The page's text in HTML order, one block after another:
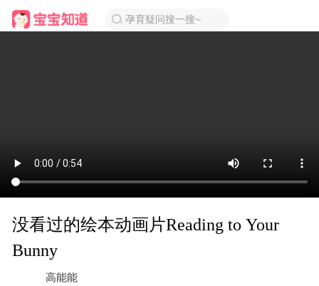
孕育疑问搜一搜~
没看过的绘本动画片Reading to Your
Bunny
高能能